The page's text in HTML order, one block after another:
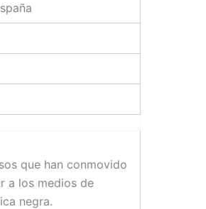
que han conmovido
a los medios de
negra.